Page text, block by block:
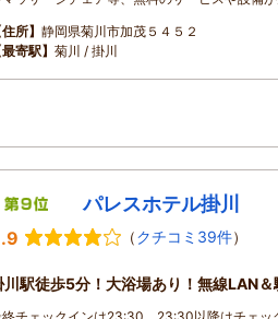
所】 静岡県菊川市加茂５４５２
寄駅】 菊川 / 掛川
パレスホテル掛川
（クチコミ39件）
川駅徒歩5分！大浴場あり！無線LAN＆